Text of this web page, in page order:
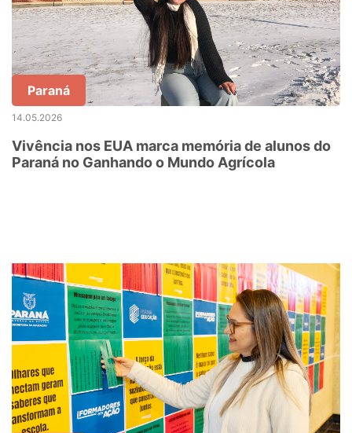
Paraná
14.05.2026
Vivência nos EUA marca memória de alunos do
Paraná no Ganhando o Mundo Agrícola